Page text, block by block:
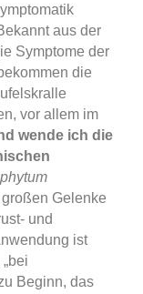
aus der
Symptome der
die
vor allem im
wende ich die
Gelenke
und
ist
Beginn, das